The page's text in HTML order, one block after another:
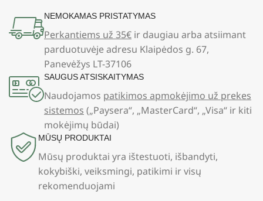
NEMOKAMAS PRISTATYMAS
Perkantiems už 35€ ir daugiau arba atsiimant
parduotuvėje adresu Klaipėdos g. 67,
Panevėžys LT-37106
SAUGUS ATSISKAITYMAS
Naudojamos patikimos apmokėjimo už prekes
sistemos („Paysera“, „MasterCard“, „Visa“ ir kiti
mokėjimų būdai)
MŪSŲ PRODUKTAI
Mūsų produktai yra ištestuoti, išbandyti,
kokybiški, veiksmingi, patikimi ir visų
rekomenduojami